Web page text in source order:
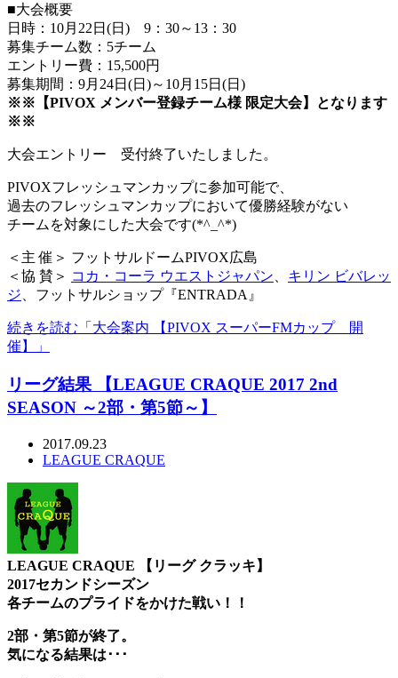
■大会概要
日時：10月22日(日) 9：30～13：30
募集チーム数：5チーム
エントリー費：15,500円
募集期間：9月24日(日)～10月15日(日)
※※【PIVOX メンバー登録チーム様 限定大会】となります
※※
大会エントリー 受付終了いたしました。
PIVOXフレッシュマンカップに参加可能で、
過去のフレッシュマンカップにおいて優勝経験がない
チームを対象にした大会です(*^_^*)
＜主 催＞ フットサルドームPIVOX広島
＜協 賛＞ コカ・コーラ ウエストジャパン
キリン ビバレッ
ジ 、フットサルショップ『ENTRADA』
続きを読む「大会案内 【PIVOX スーパーFMカップ 開
催】」
リーグ結果 【LEAGUE CRAQUE 2017 2nd
SEASON ～2部・第5節～】
2017.09.23
LEAGUE CRAQUE
LEAGUE CRAQUE 【リーグ クラッキ】
2017セカンドシーズン
各チームのプライドをかけた戦い！！
2部・第5節が終了。
気になる結果は･･･